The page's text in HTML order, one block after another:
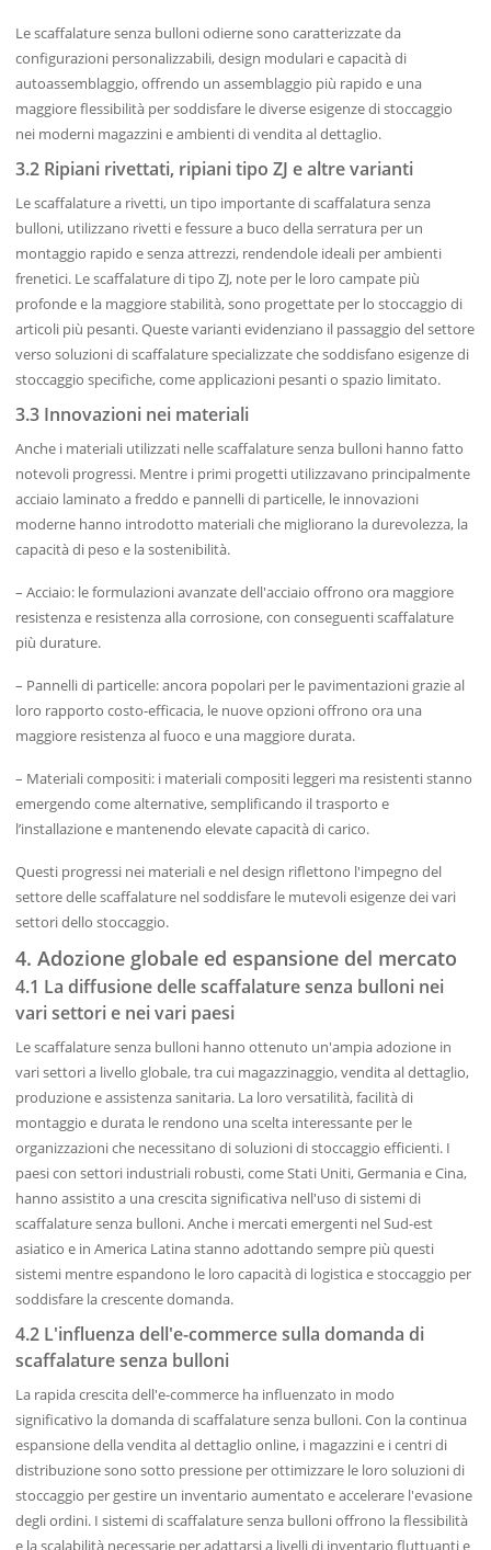
Le scaffalature senza bulloni odierne sono caratterizzate da
configurazioni personalizzabili, design modulari e capacità di
autoassemblaggio, offrendo un assemblaggio più rapido e una
maggiore flessibilità per soddisfare le diverse esigenze di stoccaggio
nei moderni magazzini e ambienti di vendita al dettaglio.
3.2 Ripiani rivettati, ripiani tipo ZJ e altre varianti
Le scaffalature a rivetti, un tipo importante di scaffalatura senza
bulloni, utilizzano rivetti e fessure a buco della serratura per un
montaggio rapido e senza attrezzi, rendendole ideali per ambienti
frenetici. Le scaffalature di tipo ZJ, note per le loro campate più
profonde e la maggiore stabilità, sono progettate per lo stoccaggio di
articoli più pesanti. Queste varianti evidenziano il passaggio del settore
verso soluzioni di scaffalature specializzate che soddisfano esigenze di
stoccaggio specifiche, come applicazioni pesanti o spazio limitato.
3.3 Innovazioni nei materiali
Anche i materiali utilizzati nelle scaffalature senza bulloni hanno fatto
notevoli progressi. Mentre i primi progetti utilizzavano principalmente
acciaio laminato a freddo e pannelli di particelle, le innovazioni
moderne hanno introdotto materiali che migliorano la durevolezza, la
capacità di peso e la sostenibilità.
– Acciaio: le formulazioni avanzate dell'acciaio offrono ora maggiore
resistenza e resistenza alla corrosione, con conseguenti scaffalature
più durature.
– Pannelli di particelle: ancora popolari per le pavimentazioni grazie al
loro rapporto costo-efficacia, le nuove opzioni offrono ora una
maggiore resistenza al fuoco e una maggiore durata.
– Materiali compositi: i materiali compositi leggeri ma resistenti stanno
emergendo come alternative, semplificando il trasporto e
l’installazione e mantenendo elevate capacità di carico.
Questi progressi nei materiali e nel design riflettono l'impegno del
settore delle scaffalature nel soddisfare le mutevoli esigenze dei vari
settori dello stoccaggio.
4. Adozione globale ed espansione del mercato
4.1 La diffusione delle scaffalature senza bulloni nei
vari settori e nei vari paesi
Le scaffalature senza bulloni hanno ottenuto un'ampia adozione in
vari settori a livello globale, tra cui magazzinaggio, vendita al dettaglio,
produzione e assistenza sanitaria. La loro versatilità, facilità di
montaggio e durata le rendono una scelta interessante per le
organizzazioni che necessitano di soluzioni di stoccaggio efficienti. I
paesi con settori industriali robusti, come Stati Uniti, Germania e Cina,
hanno assistito a una crescita significativa nell'uso di sistemi di
scaffalature senza bulloni. Anche i mercati emergenti nel Sud-est
asiatico e in America Latina stanno adottando sempre più questi
sistemi mentre espandono le loro capacità di logistica e stoccaggio per
soddisfare la crescente domanda.
4.2 L'influenza dell'e-commerce sulla domanda di
scaffalature senza bulloni
La rapida crescita dell'e-commerce ha influenzato in modo
significativo la domanda di scaffalature senza bulloni. Con la continua
espansione della vendita al dettaglio online, i magazzini e i centri di
distribuzione sono sotto pressione per ottimizzare le loro soluzioni di
stoccaggio per gestire un inventario aumentato e accelerare l'evasione
degli ordini. I sistemi di scaffalature senza bulloni offrono la flessibilità
e la scalabilità necessarie per adattarsi a livelli di inventario fluttuanti e